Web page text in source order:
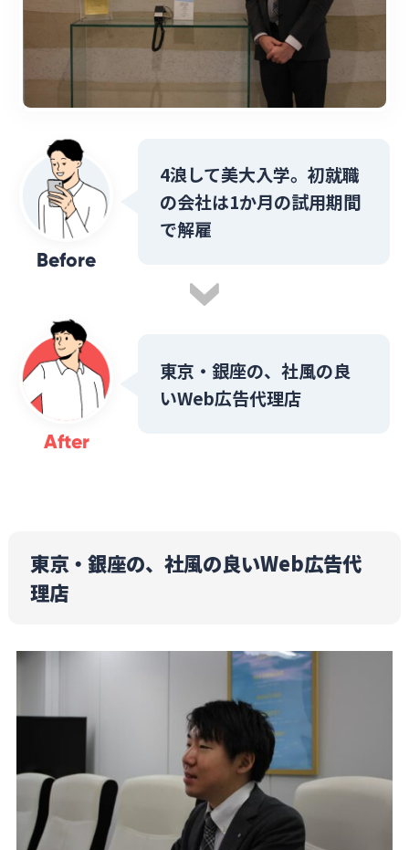
Before
4浪して美大入学。初就職
の会社は1か月の試用期間
で解雇
After
東京・銀座の、社風の良
いWeb広告代理店
東京・銀座の、社風の良いWeb広告代
理店